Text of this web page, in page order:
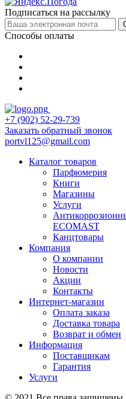
Подписаться на рассылку
Способы оплаты
+7 (902) 52-29-739
Заказать обратный звонок
portvl125@gmail.com
Каталог товаров
Парфюмерия
Книги
Магазины
Услуги
ECOMAST
Канцтовары
Компания
О компании
Новости
Акции
Контакты
Интернет-магазин
Оплата заказа
Доставка товара
Возврат и обмен
Информация
Поставщикам
Гарантия
Услуги